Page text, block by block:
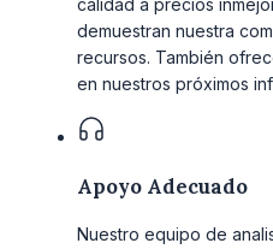
calidad a precios
demuestran nuestra
recursos. También
en nuestros próximos
Apoyo Adecuado
Nuestro equipo de